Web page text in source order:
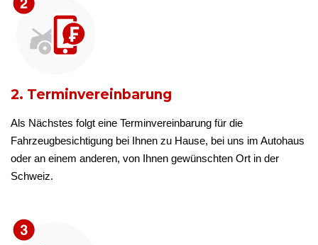
2. Terminvereinbarung
Als Nächstes folgt eine Terminvereinbarung für die
Fahrzeugbesichtigung bei Ihnen zu Hause, bei uns im Autohaus
oder an einem anderen, von Ihnen gewünschten Ort in der
Schweiz.